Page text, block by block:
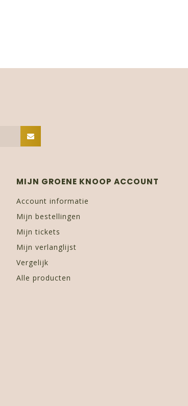
MIJN GROENE KNOOP ACCOUNT
Account informatie
Mijn bestellingen
Mijn tickets
Mijn verlanglijst
Vergelijk
Alle producten